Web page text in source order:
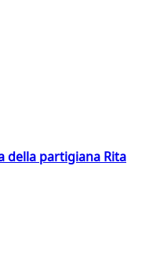
della partigiana Rita